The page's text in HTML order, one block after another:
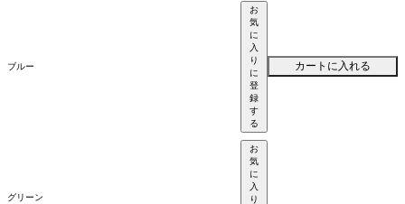
ブルー
お
気
に
入
り
に
登
録
す
る
カートに入れる
グリーン
お
気
に
入
り